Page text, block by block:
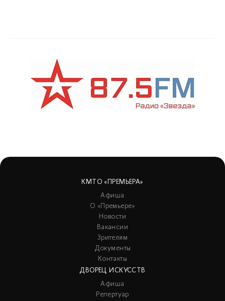
КМТО «ПРЕМЬЕРА»
Афиша
О «Премьере»
Новости
Вакансии
Зрителям
Документы
Контакты
ДВОРЕЦ ИСКУССТВ
Афиша
Репертуар